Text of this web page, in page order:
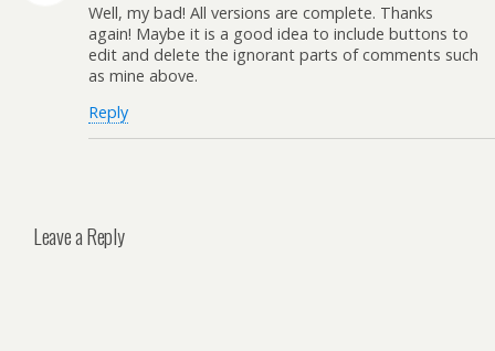
Well, my bad! All versions are complete. Thanks
again! Maybe it is a good idea to include buttons to
edit and delete the ignorant parts of comments such
as mine above.
Reply
Leave a Reply